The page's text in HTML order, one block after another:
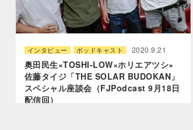
インタビュー ポッドキャスト 2020.9.21
奥田民生×TOSHI-LOW×ホリエアツシ×
佐藤タイジ「THE SOLAR BUDOKAN」
スペシャル座談会（FJPodcast 9月18日
配信回）